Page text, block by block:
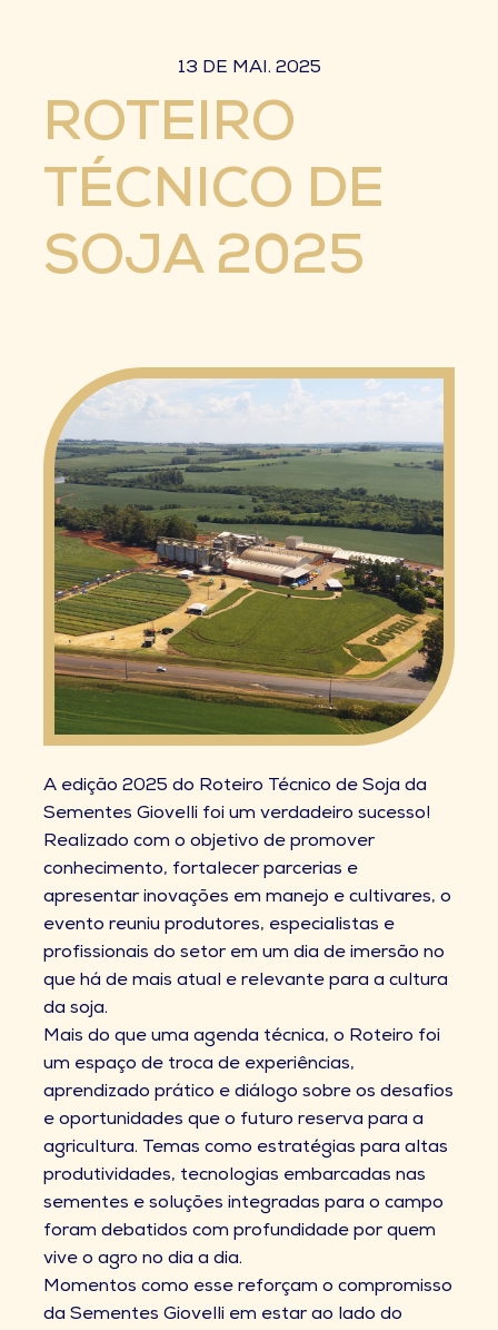
13 DE MAI. 2025
ROTEIRO
TÉCNICO DE
SOJA 2025
A edição 2025 do Roteiro Técnico de Soja da
Sementes Giovelli foi um verdadeiro sucesso!
Realizado com o objetivo de promover
conhecimento, fortalecer parcerias e
apresentar inovações em manejo e cultivares, o
evento reuniu produtores, especialistas e
profissionais do setor em um dia de imersão no
que há de mais atual e relevante para a cultura
da soja.
Mais do que uma agenda técnica, o Roteiro foi
um espaço de troca de experiências,
aprendizado prático e diálogo sobre os desafios
e oportunidades que o futuro reserva para a
agricultura. Temas como estratégias para altas
produtividades, tecnologias embarcadas nas
sementes e soluções integradas para o campo
foram debatidos com profundidade por quem
vive o agro no dia a dia.
Momentos como esse reforçam o compromisso
da Sementes Giovelli em estar ao lado do